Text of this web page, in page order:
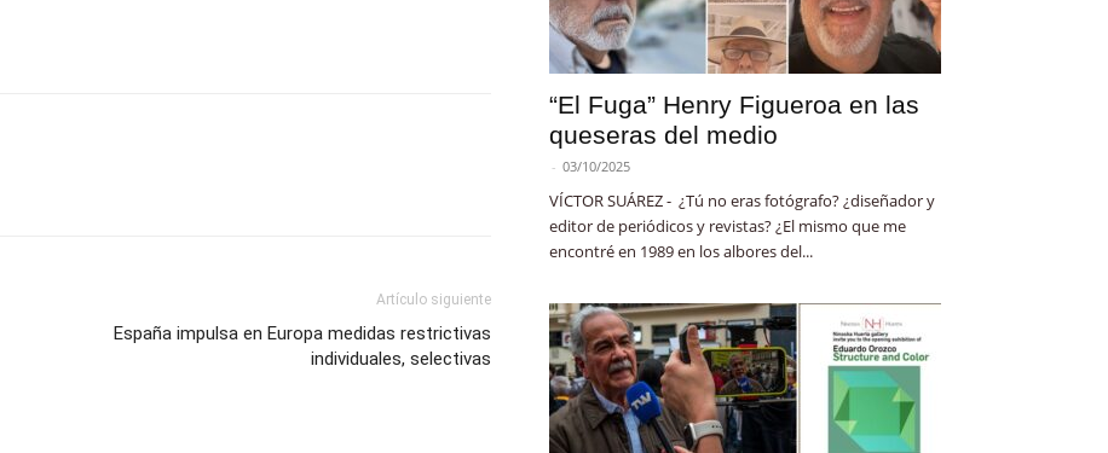
Artículo siguiente
España impulsa en Europa medidas restrictivas
individuales, selectivas
“El Fuga” Henry Figueroa en las
queseras del medio
- 03/10/2025
VÍCTOR SUÁREZ - ¿Tú no eras fotógrafo? ¿diseñador y
editor de periódicos y revistas? ¿El mismo que me
encontré en 1989 en los albores del...